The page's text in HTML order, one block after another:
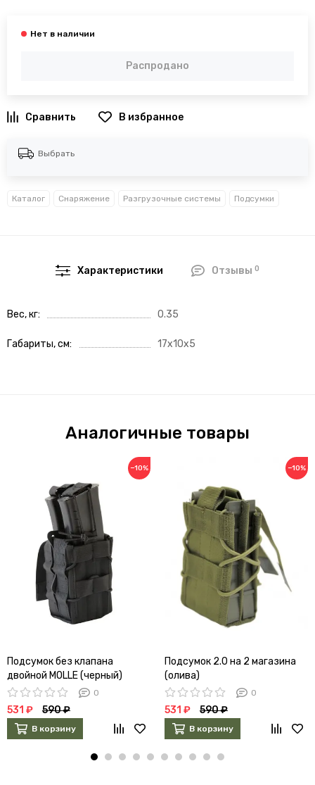
Распродано
В избранное
Выбрать
Каталог Снаряжение Разгрузочные системы Подсумки
Характеристики Отзывы 0
Вес, кг 0.35
Габариты, см 17x10x5
Аналогичные товары
−10%
Подсумок без клапана
двойной MOLLE (черный)
0
531 ₽ 590 ₽
В корзину
−10%
Подсумок 2.0 на 2 магазина
(олива)
0
531 ₽ 590 ₽
В корзину